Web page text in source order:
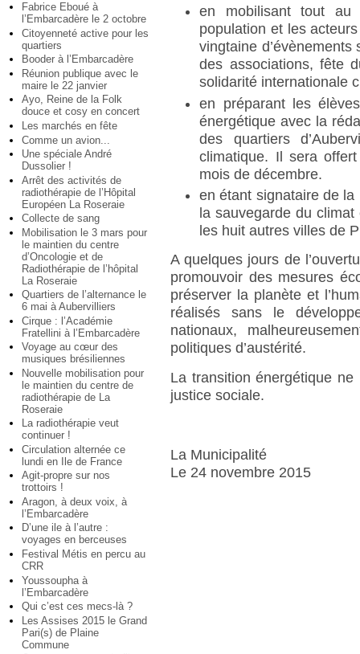
Fabrice Eboué à
l’Embarcadère le 2 octobre
Citoyenneté active pour les
quartiers
Booder à l’Embarcadère
Réunion publique avec le
maire le 22 janvier
Ayo, Reine de la Folk
douce et cosy en concert
Les marchés en fête
Comme un avion...
Une spéciale André
Dussolier !
Arrêt des activités de
radiothérapie de l’Hôpital
Européen La Roseraie
Collecte de sang
Mobilisation le 3 mars pour
le maintien du centre
d’Oncologie et de
Radiothérapie de l’hôpital
La Roseraie
Quartiers de l’alternance le
6 mai à Aubervilliers
Cirque : l’Académie
Fratellini à l’Embarcadère
Voyage au cœur des
musiques brésiliennes
Nouvelle mobilisation pour
le maintien du centre de
radiothérapie de La
Roseraie
La radiothérapie veut
continuer !
Circulation alternée ce
lundi en Ile de France
Agit-propre sur nos
trottoirs !
Aragon, à deux voix, à
l’Embarcadère
D’une ile à l’autre :
voyages en berceuses
Festival Métis en percu au
CRR
Youssoupha à
l’Embarcadère
Qui c’est ces mecs-là ?
Les Assises 2015 le Grand
Pari(s) de Plaine
Commune
en mobilisant tout au
population et les
vingtaine
des associations, fête
solidarité internationale
en préparant les
énergétique avec la
des quartiers
climatique. Il sera
mois de décembre.
en étant signataire de la
la sauvegarde du
les huit autres villes de
A quelques jours de
promouvoir des mesures
préserver la planète et
réalisés sans le
nationaux,
politiques d’austérité.
La transition énergétique
justice sociale.
La Municipalité
Le 24 novembre 2015